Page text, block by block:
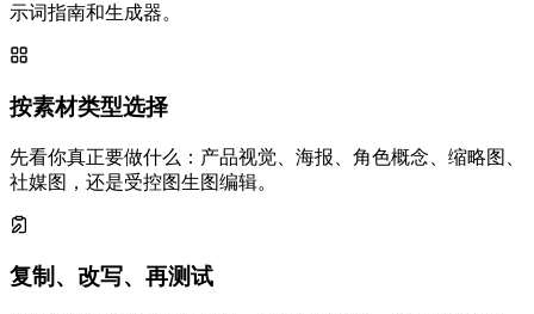
示词指南和生成器。
按素材类型选择
先看你真正要做什么：产品视觉、海报、角色概念、缩略图、
社媒图，还是受控图生图编辑。
复制、改写、再测试